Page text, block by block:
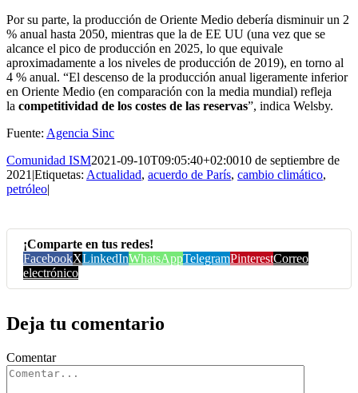
Por su parte, la producción de Oriente Medio debería disminuir un 2
% anual hasta 2050, mientras que la de EE UU (una vez que se
alcance el pico de producción en 2025, lo que equivale
aproximadamente a los niveles de producción de 2019), en torno al
4 % anual. “El descenso de la producción anual ligeramente inferior
en Oriente Medio (en comparación con la media mundial) refleja
la competitividad de los costes de las reservas”, indica Welsby.
Fuente: Agencia Sinc
Comunidad ISM2021-09-10T09:05:40+02:0010 de septiembre de
2021 |Etiquetas: Actualidad, acuerdo de París, cambio climático,
petróleo|
¡Comparte en tus redes!
FacebookXLinkedInWhatsAppTelegramPinterestCorreo
electrónico
Deja tu comentario
Comentar